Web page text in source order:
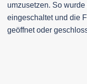
umzusetzen. So
eingeschaltet und die
geöffnet oder